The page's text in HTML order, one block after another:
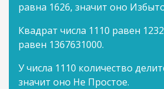
равна 1626, значит оно
Квадрат числа 1110 равен
равен 1367631000.
У числа 1110 количество
значит оно Не Простое.